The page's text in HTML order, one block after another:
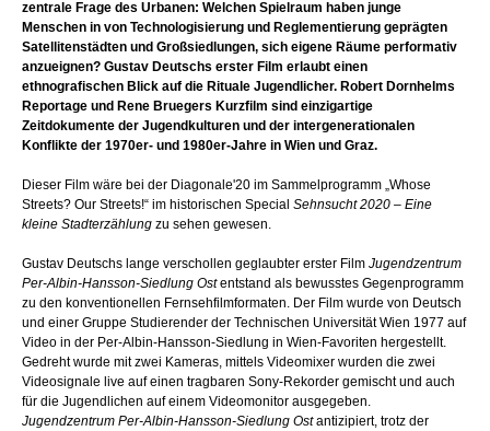
zentrale Frage des Urbanen: Welchen Spielraum haben junge
Menschen in von Technologisierung und Reglementierung geprägten
Satellitenstädten und Großsiedlungen, sich eigene Räume performativ
anzueignen? Gustav Deutschs erster Film erlaubt einen
ethnografischen Blick auf die Rituale Jugendlicher. Robert Dornhelms
Reportage und Rene Bruegers Kurzfilm sind einzigartige
Zeitdokumente der Jugendkulturen und der intergenerationalen
Konflikte der 1970er- und 1980er-Jahre in Wien und Graz.
Dieser Film wäre bei der Diagonale'20 im Sammelprogramm „Whose
Streets? Our Streets!“ im historischen Special Sehnsucht 2020 – Eine
kleine Stadterzählung zu sehen gewesen.
Gustav Deutschs lange verschollen geglaubter erster Film Jugendzentrum
Per-Albin-Hansson-Siedlung Ostentstand als bewusstes Gegenprogramm
zu den konventionellen Fernsehfilmformaten. Der Film wurde von Deutsch
und einer Gruppe Studierender der Technischen Universität Wien 1977 auf
Video in der Per-Albin-Hansson-Siedlung in Wien-Favoriten hergestellt.
Gedreht wurde mit zwei Kameras, mittels Videomixer wurden die zwei
Videosignale live auf einen tragbaren Sony-Rekorder gemischt und auch
für die Jugendlichen auf einem Videomonitor ausgegeben.
Jugendzentrum Per-Albin-Hansson-Siedlung Ostantizipiert, trotz der